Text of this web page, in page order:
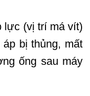
lực (vị trí má vít)
bị thủng, mất
ống sau máy